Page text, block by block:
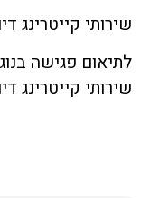
שירותי קייטרינג
לתיאום פגישה
שירותי קייטרינג